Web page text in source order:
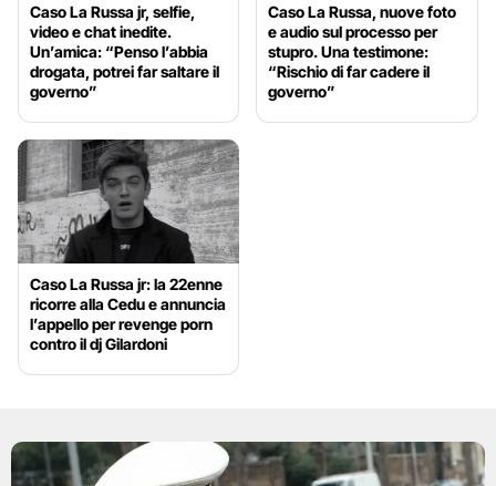
Caso La Russa jr, selfie,
video e chat inedite.
Un’amica: “Penso l’abbia
drogata, potrei far saltare il
governo”
Caso La Russa, nuove foto
e audio sul processo per
stupro. Una testimone:
“Rischio di far cadere il
governo”
Caso La Russa jr: la 22enne
ricorre alla Cedu e annuncia
l’appello per revenge porn
contro il dj Gilardoni